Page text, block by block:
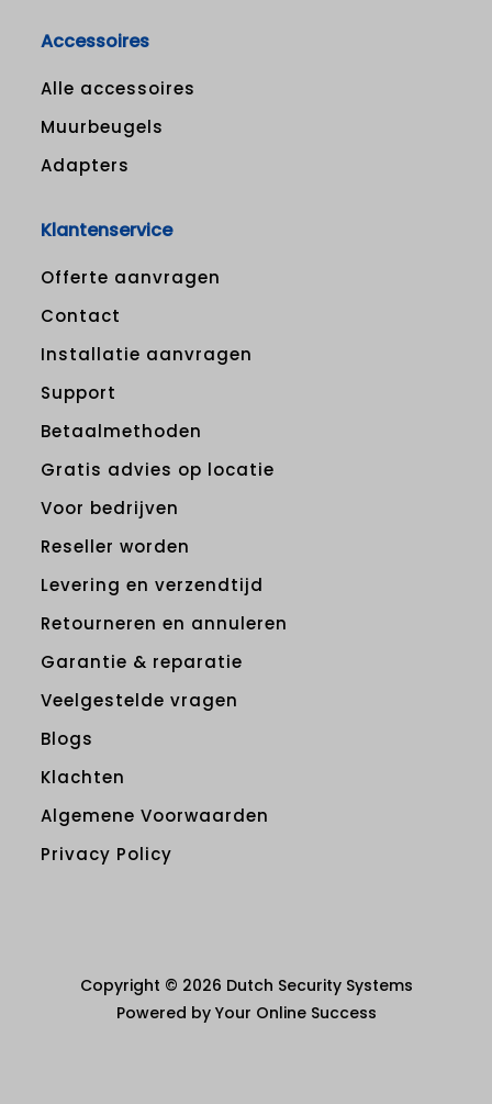
Accessoires
Alle accessoires
Muurbeugels
Adapters
Klantenservice
Offerte aanvragen
Contact
Installatie aanvragen
Support
Betaalmethoden
Gratis advies op locatie
Voor bedrijven
Reseller worden
Levering en verzendtijd
Retourneren en annuleren
Garantie & reparatie
Veelgestelde vragen
Blogs
Klachten
Algemene Voorwaarden
Privacy Policy
Copyright © 2026 Dutch Security Systems
Powered by Your Online Success